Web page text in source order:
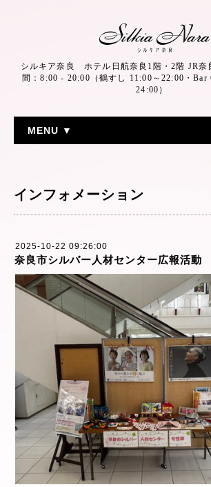
シルキア奈良 ホテル日航奈良1階・2階 JR奈
間：8:00 - 20:00（鶴すし 11:00～22:00・
24:00）
MENU ▼
インフォメーション
2025-10-22 09:26:00
奈良市シルバー人材センター広報活動